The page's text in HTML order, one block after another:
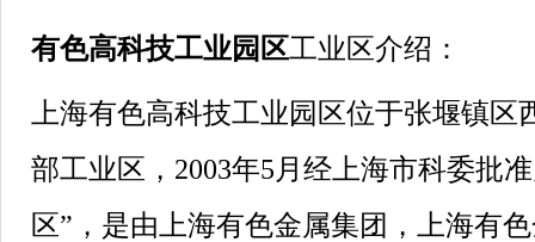
有色高科技工业园区工业区介绍：
上海有色高科技工业园区位于张堰镇区
部工业区，2003年5月经上海市科委批
区”，是由上海有色金属集团，上海有